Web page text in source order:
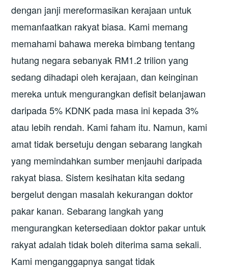
dengan janji mereformasikan kerajaan untuk
memanfaatkan rakyat biasa. Kami memang
memahami bahawa mereka bimbang tentang
hutang negara sebanyak RM1.2 trilion yang
sedang dihadapi oleh kerajaan, dan keinginan
mereka untuk mengurangkan defisit belanjawan
daripada 5% KDNK pada masa ini kepada 3%
atau lebih rendah. Kami faham itu. Namun, kami
amat tidak bersetuju dengan sebarang langkah
yang memindahkan sumber menjauhi daripada
rakyat biasa. Sistem kesihatan kita sedang
bergelut dengan masalah kekurangan doktor
pakar kanan. Sebarang langkah yang
mengurangkan ketersediaan doktor pakar untuk
rakyat adalah tidak boleh diterima sama sekali.
Kami menganggapnya sangat tidak